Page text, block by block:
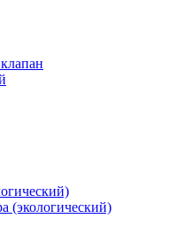
(экологический)